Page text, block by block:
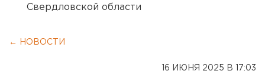
Свердловской области
← НОВОСТИ
16 ИЮНЯ 2025 В 17:03